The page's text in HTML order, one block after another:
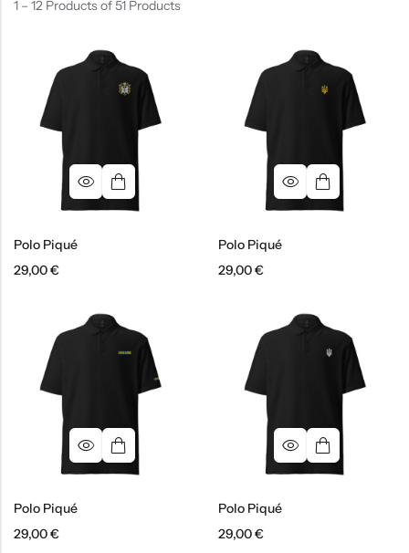
1 – 12 Products of 51 Products
Polo Piqué
29,00€
Polo Piqué
29,00€
Polo Piqué
29,00€
Polo Piqué
29,00€